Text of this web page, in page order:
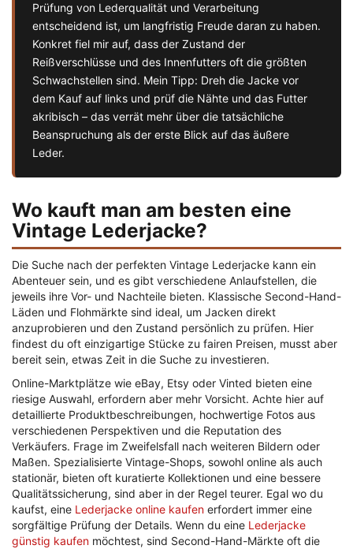
Prüfung von Lederqualität und Verarbeitung
entscheidend ist, um langfristig Freude daran zu haben.
Konkret fiel mir auf, dass der Zustand der
Reißverschlüsse und des Innenfutters oft die größten
Schwachstellen sind. Mein Tipp: Dreh die Jacke vor
dem Kauf auf links und prüf die Nähte und das Futter
akribisch – das verrät mehr über die tatsächliche
Beanspruchung als der erste Blick auf das äußere
Leder.
Wo kauft man am besten eine
Vintage Lederjacke?
Die Suche nach der perfekten Vintage Lederjacke kann ein
Abenteuer sein, und es gibt verschiedene Anlaufstellen, die
jeweils ihre Vor- und Nachteile bieten. Klassische Second-Hand-
Läden und Flohmärkte sind ideal, um Jacken direkt
anzuprobieren und den Zustand persönlich zu prüfen. Hier
findest du oft einzigartige Stücke zu fairen Preisen, musst aber
bereit sein, etwas Zeit in die Suche zu investieren.
Online-Marktplätze wie eBay, Etsy oder Vinted bieten eine
riesige Auswahl, erfordern aber mehr Vorsicht. Achte hier auf
detaillierte Produktbeschreibungen, hochwertige Fotos aus
verschiedenen Perspektiven und die Reputation des
Verkäufers. Frage im Zweifelsfall nach weiteren Bildern oder
Maßen. Spezialisierte Vintage-Shops, sowohl online als auch
stationär, bieten oft kuratierte Kollektionen und eine bessere
Qualitätssicherung, sind aber in der Regel teurer. Egal wo du
kaufst, eine Lederjacke online kaufen erfordert immer eine
sorgfältige Prüfung der Details. Wenn du eine Lederjacke
günstig kaufen möchtest, sind Second-Hand-Märkte oft die